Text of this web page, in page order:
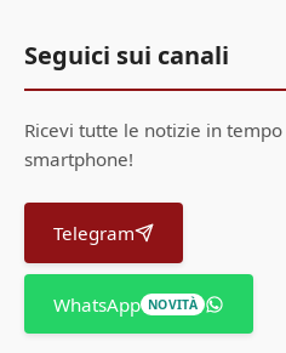
Seguici sui canali
Ricevi tutte le notizie in
smartphone!
Telegram
WhatsApp NOVITÀ